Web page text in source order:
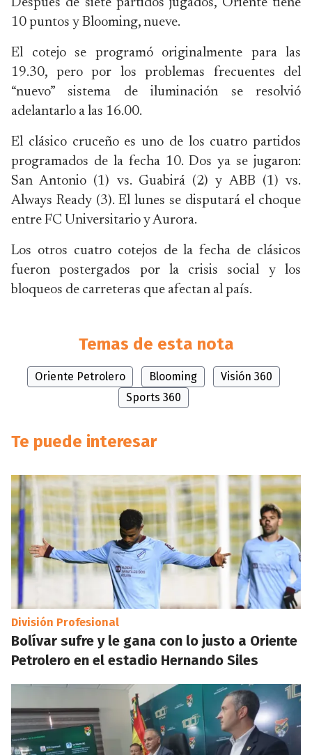
Después de siete partidos jugados, Oriente tiene
10 puntos y Blooming, nueve.
El cotejo se programó originalmente para las
19.30, pero por los problemas frecuentes del
“nuevo” sistema de iluminación se resolvió
adelantarlo a las 16.00.
El clásico cruceño es uno de los cuatro partidos
programados de la fecha 10. Dos ya se jugaron:
San Antonio (1) vs. Guabirá (2) y ABB (1) vs.
Always Ready (3). El lunes se disputará el choque
entre FC Universitario y Aurora.
Los otros cuatro cotejos de la fecha de clásicos
fueron postergados por la crisis social y los
bloqueos de carreteras que afectan al país.
Temas de esta nota
Oriente Petrolero Blooming
Visión 360
Sports 360
Te puede interesar
División Profesional
Bolívar sufre y le gana con lo justo a Oriente
Petrolero en el estadio Hernando Siles